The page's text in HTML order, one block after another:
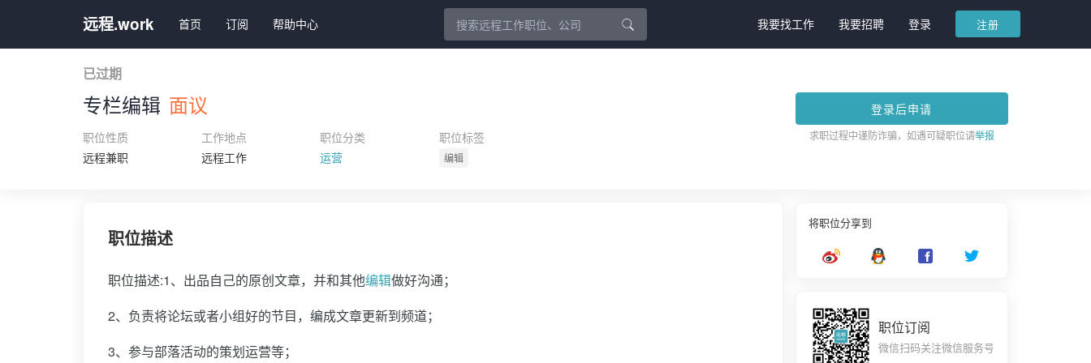
远程.work 首页 订阅 帮助中心 我要找工作 我要招聘 登录 注册
已过期
专栏编辑 面议
职位性质
远程兼职
工作地点
远程工作
职位分类
运营
职位标签
编辑
登录后申请
求职过程中谨防诈骗，如遇可疑职位请举报
职位描述
职位描述:1、出品自己的原创文章，并和其他编辑做好沟通；
2、负责将论坛或者小组好的节目，编成文章更新到频道；
3、参与部落活动的策划运营等；
将职位分享到
职位订阅
微信扫码关注微信服务号